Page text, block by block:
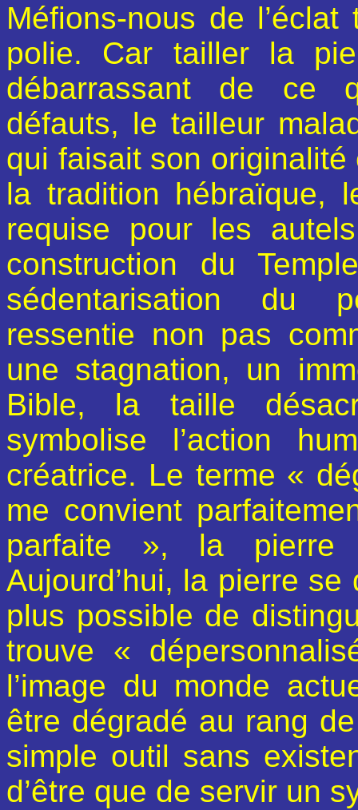
Méfions-nous de
polie. Car tailler la
débarrassant de ce
défauts, le tailleur
qui faisait son
la tradition hébraïque,
requise pour les
construction du
sédentarisation du
ressentie non pas
une stagnation, un
Bible, la taille
symbolise l’action
créatrice. Le terme «
me convient
parfaite », la pierre
Aujourd’hui, la pierre
plus possible de
trouve «
l’image du monde
être dégradé au rang
simple outil sans
d’être que de servir un